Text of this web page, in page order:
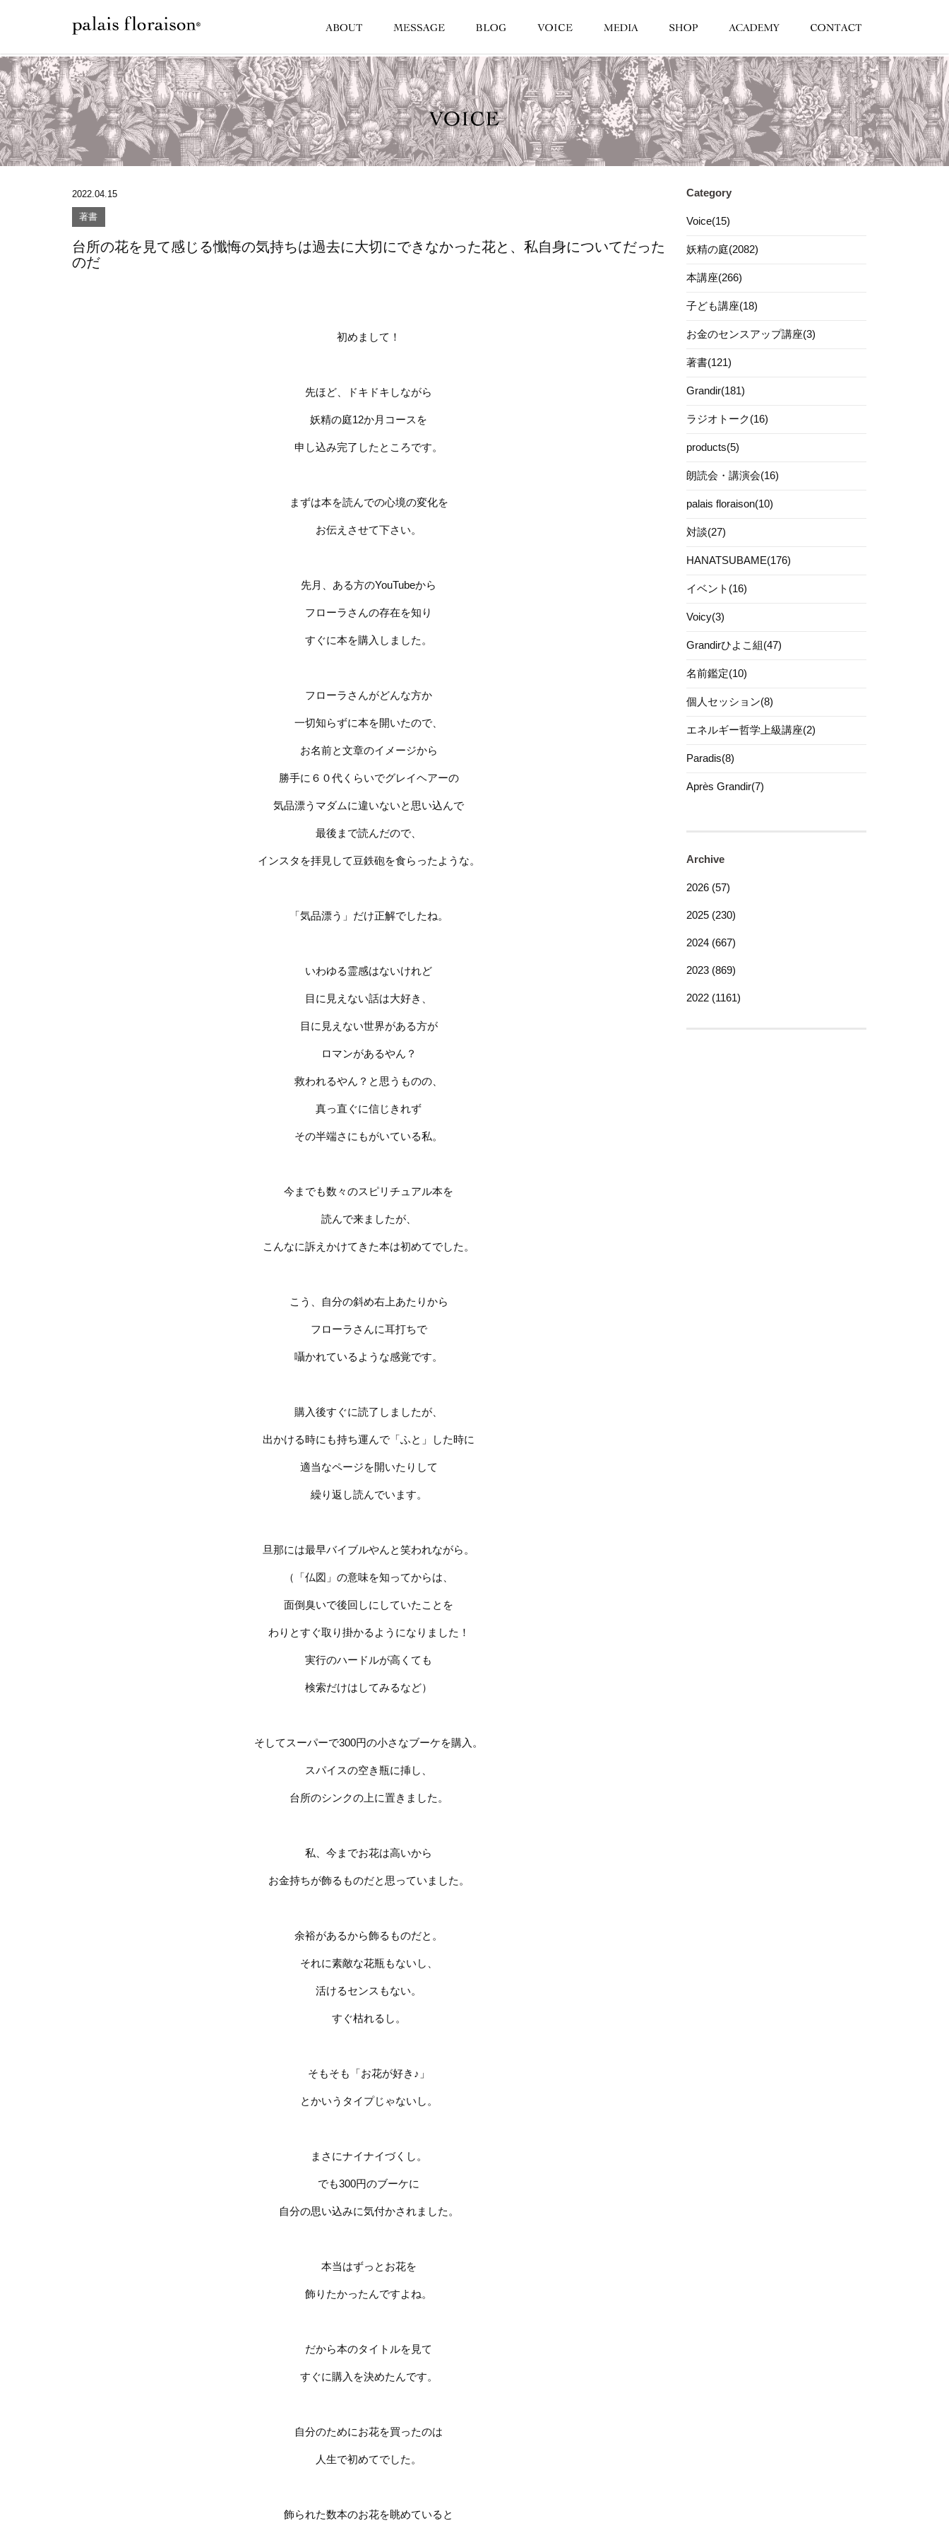
2022.04.15
著書
台所の花を見て感じる懺悔の気持ちは過去に大切にできなかった花と、私自身についてだった
のだ
初めまして！
先ほど、ドキドキしながら
妖精の庭12か月コースを
申し込み完了したところです。
まずは本を読んでの心境の変化を
お伝えさせて下さい。
先月、ある方のYouTubeから
フローラさんの存在を知り
すぐに本を購入しました。
フローラさんがどんな方か
一切知らずに本を開いたので、
お名前と文章のイメージから
勝手に６０代くらいでグレイヘアーの
気品漂うマダムに違いないと思い込んで
最後まで読んだので、
インスタを拝見して豆鉄砲を食らったような。
「気品漂う」だけ正解でしたね。
いわゆる霊感はないけれど
目に見えない話は大好き、
目に見えない世界がある方が
ロマンがあるやん？
救われるやん？と思うものの、
真っ直ぐに信じきれず
その半端さにもがいている私。
今までも数々のスピリチュアル本を
読んで来ましたが、
こんなに訴えかけてきた本は初めてでした。
こう、自分の斜め右上あたりから
フローラさんに耳打ちで
囁かれているような感覚です。
購入後すぐに読了しましたが、
出かける時にも持ち運んで「ふと」した時に
適当なページを開いたりして
繰り返し読んでいます。
旦那には最早バイブルやんと笑われながら。
（「仏図」の意味を知ってからは、
面倒臭いで後回しにしていたことを
わりとすぐ取り掛かるようになりました！
実行のハードルが高くても
検索だけはしてみるなど）
そしてスーパーで300円の小さなブーケを購入。
スパイスの空き瓶に挿し、
台所のシンクの上に置きました。
私、今までお花は高いから
お金持ちが飾るものだと思っていました。
余裕があるから飾るものだと。
それに素敵な花瓶もないし、
活けるセンスもない。
すぐ枯れるし。
そもそも「お花が好き♪」
とかいうタイプじゃないし。
まさにナイナイづくし。
でも300円のブーケに
自分の思い込みに気付かされました。
本当はずっとお花を
飾りたかったんですよね。
だから本のタイトルを見て
すぐに購入を決めたんです。
自分のためにお花を買ったのは
人生で初めてでした。
飾られた数本のお花を眺めていると
Category
Voice(15)
妖精の庭(2082)
本講座(266)
子ども講座(18)
お金のセンスアップ講座(3)
著書(121)
Grandir(181)
ラジオトーク(16)
products(5)
朗読会・講演会(16)
palais floraison(10)
対談(27)
HANATSUBAME(176)
イベント(16)
Voicy(3)
Grandirひよこ組(47)
名前鑑定(10)
個人セッション(8)
エネルギー哲学上級講座(2)
Paradis(8)
Après Grandir(7)
Archive
2026 (57)
2025 (230)
2024 (667)
2023 (869)
2022 (1161)